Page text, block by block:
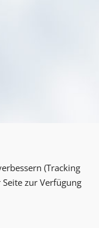
(Tracking
zur Verfügung